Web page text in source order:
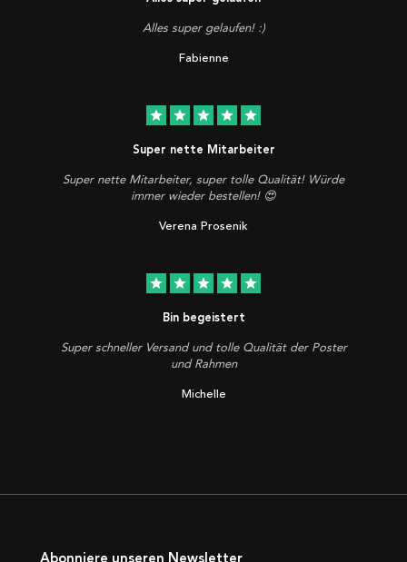
Alles super gelaufen! :)
Fabienne
star star star star star
Super nette Mitarbeiter
Super nette Mitarbeiter, super tolle Qualität! Würde
immer wieder bestellen! 😍
Verena Prosenik
star star star star star
Bin begeistert
Super schneller Versand und tolle Qualität der Poster
und Rahmen
Michelle
Abonniere unseren Newsletter